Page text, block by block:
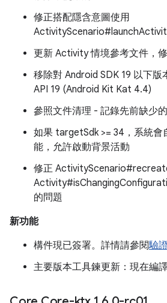
修正搭配隱含意圖使用
更新 Activity 情境參考文件，
移除對 Android SDK 19 以下
API 19 (Android Kit Kat 4.4)
參照文件清理 - 記錄先前缺少
如果 targetSdk >= 34，系統會
能，允許啟動背景活動
修正
的問題
新功能
構件現已簽署。詳情請參閱驗
主要版本工具鍊更新：現在編